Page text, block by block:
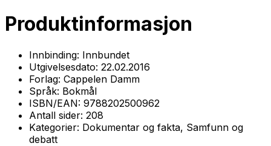
Produktinformasjon
Innbinding: Innbundet
Utgivelsesdato: 22.02.2016
Forlag: Cappelen Damm
Språk: Bokmål
ISBN/EAN: 9788202500962
Antall sider: 208
Kategorier: Dokumentar og fakta, Samfunn og
debatt